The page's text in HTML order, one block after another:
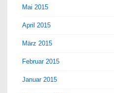
Mai 2015
April 2015
März 2015
Februar 2015
Januar 2015